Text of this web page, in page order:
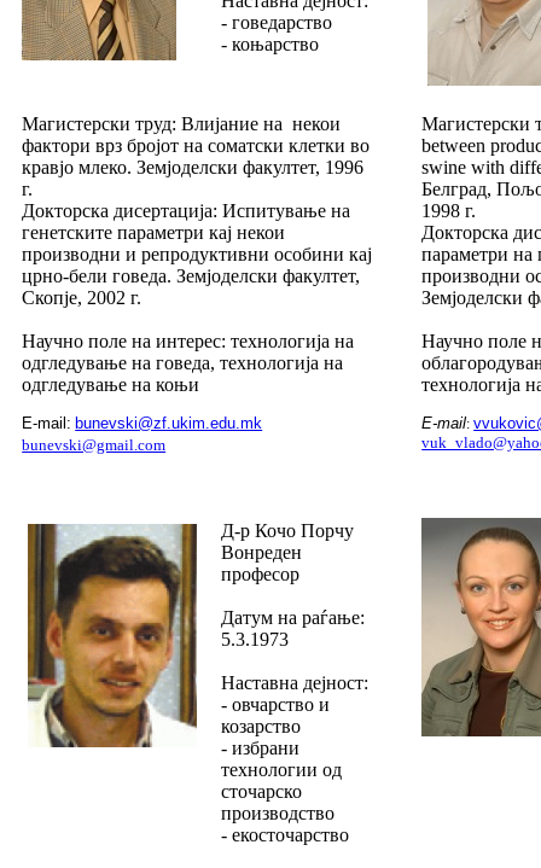
- говедарство
- коњарство
Магистерски труд: Влијание на некои
фактори врз бројот на соматски клетки во
кравјо млеко. Земјоделски факултет, 1996
г.
Докторска дисертација: Испитување на
генетските параметри кај некои
производни и репродуктивни особини кај
црно-бели говеда. Земјоделски факултет,
Скопје, 2002 г.
Научно поле на интерес: технологија на
одгледување на говеда, технологија на
одгледување на коњи
E-mail: bunevski@zf.ukim.edu.mk
bunevski@gmail.com
Магистерски
between
swine with
Белград,
1998 г.
Докторска
параметри на
производни
Земјоделски
Научно поле
технологија
E-mail:
Д-р Кочо Порчу
Вонреден
професор
Датум на раѓање:
5.3.1973
Наставна дејност:
- овчарство и
козарство
- избрани
технологии од
сточарско
производство
- екосточарство